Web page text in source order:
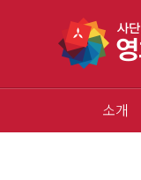
소개